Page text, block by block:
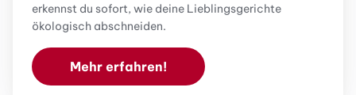
erkennst du sofort, wie deine Lieblingsgerichte
ökologisch abschneiden.
Mehr erfahren!